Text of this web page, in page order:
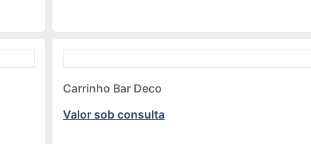
Carrinho Bar Deco
Valor sob consulta